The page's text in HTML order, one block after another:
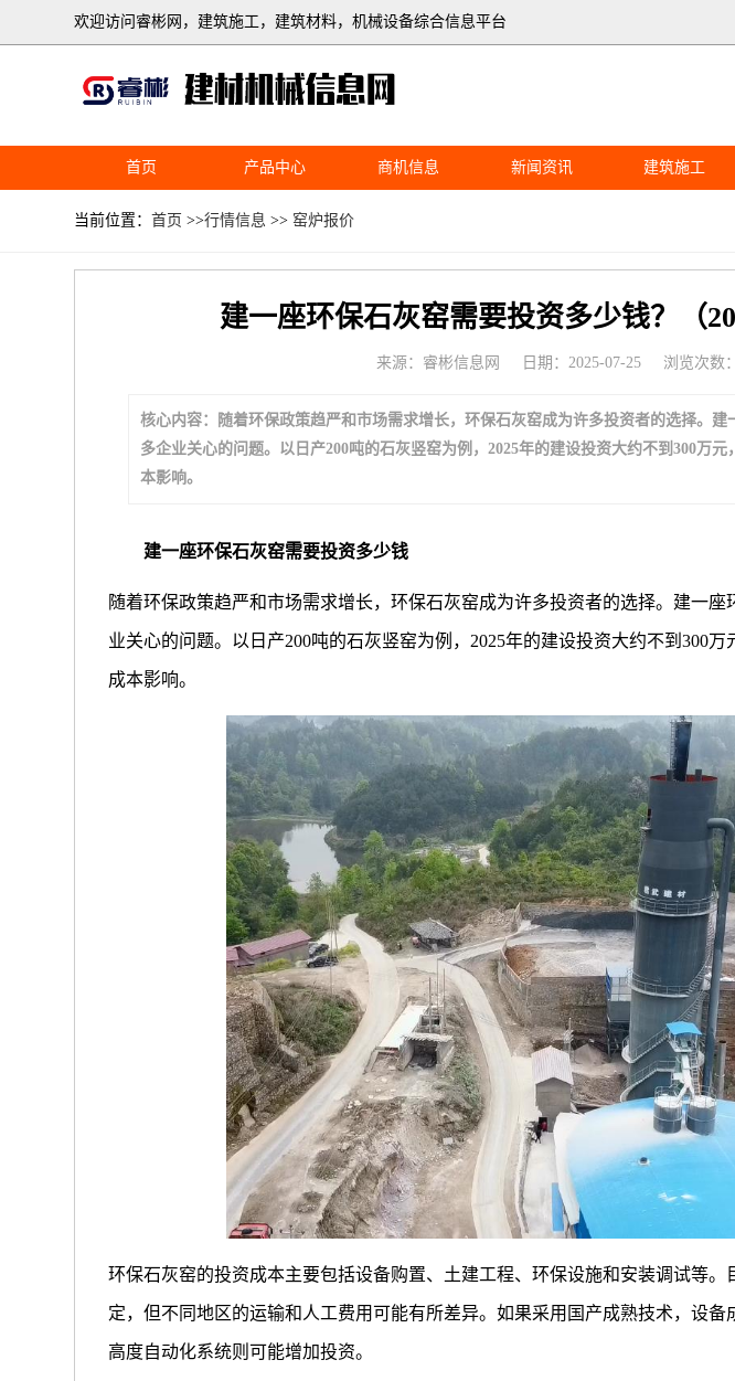
欢迎访问睿彬网，建筑施工，建筑材料，机械设备综合信息平台
首页 产品中心 商机信息 新闻资讯 建筑施工
当前位置：首页 >>行情信息 >>窑炉报价
建一座环保石灰窑需要投资多少钱？（
来源：睿彬信息网 日期：2025-07-25 浏览次数
核心内容：随着环保政策趋严和市场需求增长，环保石灰窑成为许多投资者的选择。
多企业关心的问题。以日产200吨的石灰竖窑为例，2025年的建设投资大约不到300万
本影响。
建一座环保石灰窑需要投资多少钱
随着环保政策趋严和市场需求增长，环保石灰窑成为许多投资者的选择。建一
业关心的问题。以日产200吨的石灰竖窑为例，2025年的建设投资大约不到300
成本影响。
环保石灰窑的投资成本主要包括设备购置、土建工程、环保设施和安装调试等
定，但不同地区的运输和人工费用可能有所差异。如果采用国产成熟技术，设
高度自动化系统则可能增加投资。